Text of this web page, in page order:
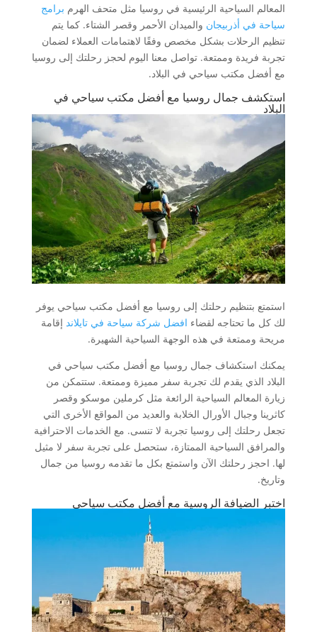
المعالم السياحية الرئيسية في روسيا مثل متحف الهرم برامج
سياحة في أذربيجان والميدان الأحمر وقصر الشتاء. كما يتم
تنظيم الرحلات بشكل مخصص وفقًا لاهتمامات العملاء لضمان
تجربة فريدة وممتعة. تواصل معنا اليوم لحجز رحلتك إلى روسيا
مع أفضل مكتب سياحي في البلاد.
استكشف جمال روسيا مع أفضل مكتب سياحي في
البلاد
استمتع بتنظيم رحلتك إلى روسيا مع أفضل مكتب سياحي يوفر
لك كل ما تحتاجه لقضاء افضل شركة سياحة في تايلاند إقامة
مريحة وممتعة في هذه الوجهة السياحية الشهيرة.
يمكنك استكشاف جمال روسيا مع أفضل مكتب سياحي في
البلاد الذي يقدم لك تجربة سفر مميزة وممتعة. ستتمكن من
زيارة المعالم السياحية الرائعة مثل كرملين موسكو وقصر
كاثرينا وجبال الأورال الخلابة والعديد من المواقع الأخرى التي
تجعل رحلتك إلى روسيا تجربة لا تنسى. مع الخدمات الاحترافية
والمرافق السياحية الممتازة، ستحصل على تجربة سفر لا مثيل
لها. احجز رحلتك الآن واستمتع بكل ما تقدمه روسيا من جمال
وتاريخ.
اختبر الضيافة الروسية مع أفضل مكتب سياحي